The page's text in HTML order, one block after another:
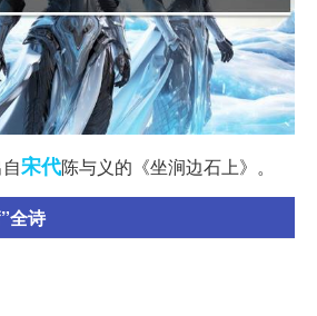
宋代陈与义的《坐涧边石上》。
全诗